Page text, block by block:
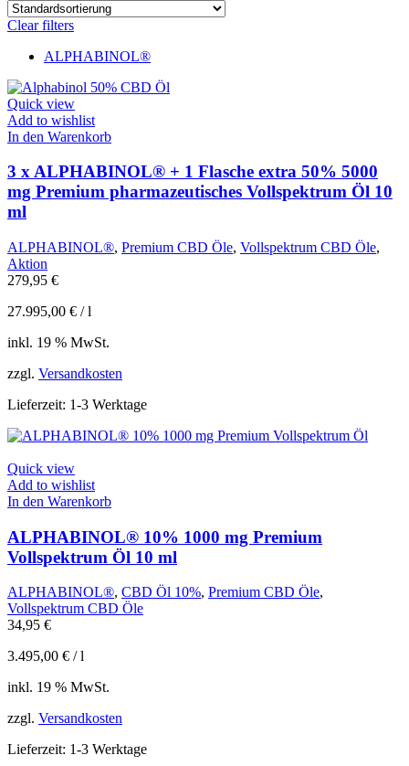
Clear filters
ALPHABINOL®
Quick view
Add to wishlist
In den Warenkorb
3 x ALPHABINOL® + 1 Flasche extra 50% 5000
mg Premium pharmazeutisches Vollspektrum Öl 10
ml
ALPHABINOL®, Premium CBD Öle, Vollspektrum CBD Öle,
Aktion
279,95 €
27.995,00 € /l
inkl. 19 % MwSt.
zzgl. Versandkosten
Lieferzeit: 1-3 Werktage
Quick view
Add to wishlist
In den Warenkorb
ALPHABINOL® 10% 1000 mg Premium
Vollspektrum Öl 10 ml
ALPHABINOL®, CBD Öl 10%, Premium CBD Öle,
Vollspektrum CBD Öle
34,95 €
3.495,00 € /l
inkl. 19 % MwSt.
zzgl. Versandkosten
Lieferzeit: 1-3 Werktage